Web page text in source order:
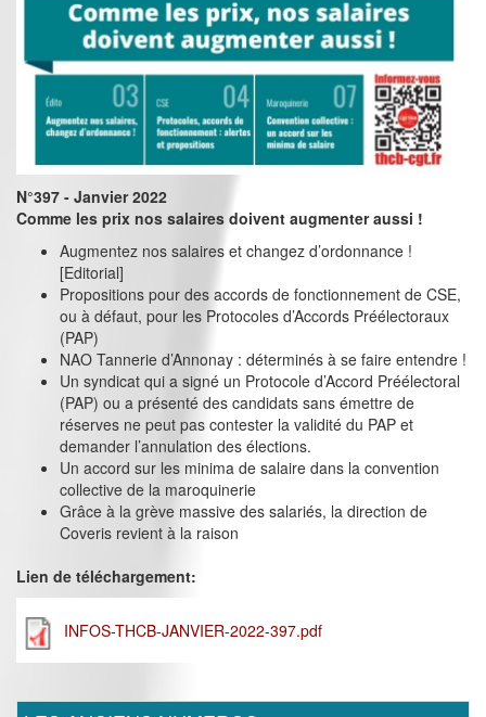
N°397 - Janvier 2022
Comme les prix nos salaires doivent augmenter aussi !
Augmentez nos salaires et changez d’ordonnance !
[Editorial]
Propositions pour des accords de fonctionnement de CSE,
ou à défaut, pour les Protocoles d’Accords Préélectoraux
(PAP)
NAO Tannerie d’Annonay : déterminés à se faire entendre !
Un syndicat qui a signé un Protocole d’Accord Préélectoral
(PAP) ou a présenté des candidats sans émettre de
réserves ne peut pas contester la validité du PAP et
demander l’annulation des élections.
Un accord sur les minima de salaire dans la convention
collective de la maroquinerie
Grâce à la grève massive des salariés, la direction de
Coveris revient à la raison
Lien de téléchargement:
INFOS-THCB-JANVIER-2022-397.pdf